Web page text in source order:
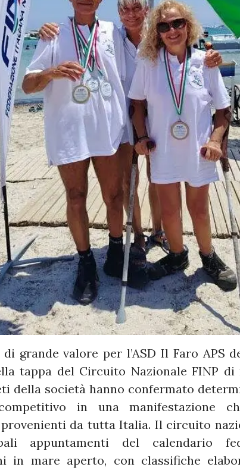
di grande valore per l’ASD Il Faro APS
tappa del Circuito Nazionale FINP
della società hanno confermato
in una manifestazione
da tutta Italia. Il circuito
appuntamenti del calendario
in mare aperto, con classifiche